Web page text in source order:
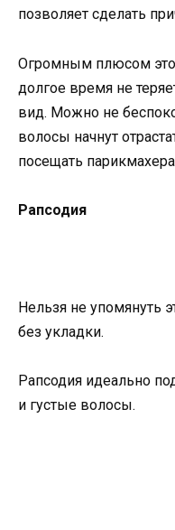
позволяет сделать
Огромным плюсом
долгое время не
вид. Можно не
волосы начнут
посещать
Рапсодия
Нельзя не упомянуть
без укладки.
Рапсодия идеально
и густые волосы.